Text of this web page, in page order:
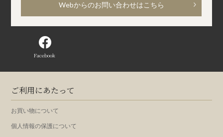
Webからのお問い合わせはこちら
Facebook
ご利用にあたって
お買い物について
個人情報の保護について